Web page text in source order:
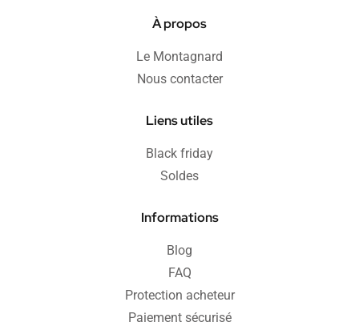
À propos
Le Montagnard
Nous contacter
Liens utiles
Black friday
Soldes
Informations
Blog
FAQ
Protection acheteur
Paiement sécurisé